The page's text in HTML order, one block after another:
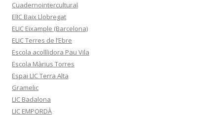
Cuadernointercultural
ElIC Baix Llobregat
ELIC Eixample (Barcelona)
ELIC Terres de l’Ebre
Escola acolllidora Pau Vila
Escola Màrius Torres
Espai LIC Terra Alta
Gramelic
LIC Badalona
LIC EMPORDÀ